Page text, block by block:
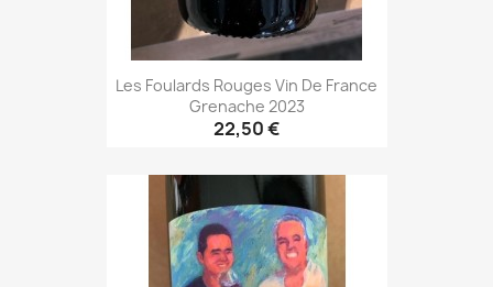
Les Foulards Rouges Vin De France
Grenache 2023
22,50 €